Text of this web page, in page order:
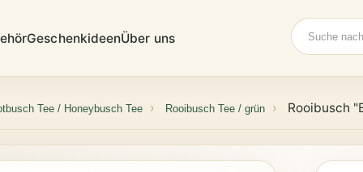
GeschenkideenÜber uns
Suche
Tee / Honeybusch Tee Rooibusch Tee / grün Rooibusch